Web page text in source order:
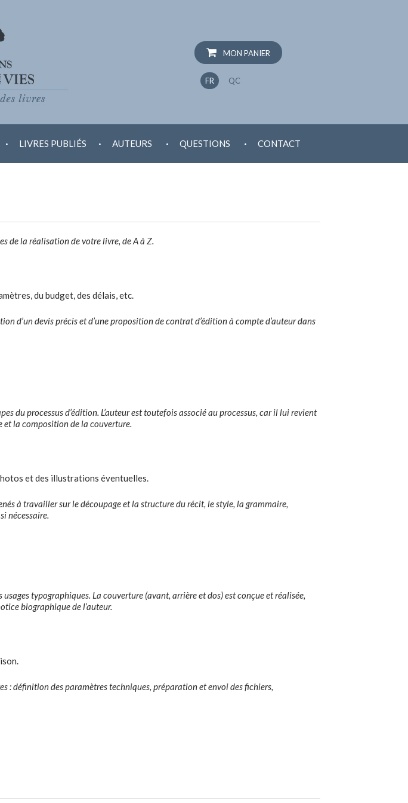
MON PANIER
FR QC
. LIVRES PUBLIÉS . AUTEURS . QUESTIONS . CONTACT
de la réalisation de votre livre, de A à Z.
du budget, des délais, etc.
d’un devis précis et d’une proposition de contrat d’édition à compte d’auteur dans
du processus d’édition. L’auteur est toutefois associé au processus, car il lui revient
et la composition de la couverture.
et des illustrations éventuelles.
à travailler sur le découpage et la structure du récit, le style, la grammaire,
nécessaire.
typographiques. La couverture (avant, arrière et dos) est conçue et réalisée,
biographique de l’auteur.
: définition des paramètres techniques, préparation et envoi des fichiers,